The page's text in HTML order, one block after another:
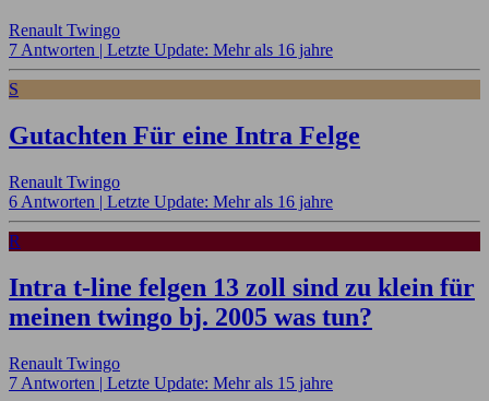
Renault Twingo
7 Antworten | Letzte Update: Mehr als 16 jahre
S
Gutachten Für eine Intra Felge
Renault Twingo
6 Antworten | Letzte Update: Mehr als 16 jahre
R
Intra t-line felgen 13 zoll sind zu klein für
meinen twingo bj. 2005 was tun?
Renault Twingo
7 Antworten | Letzte Update: Mehr als 15 jahre